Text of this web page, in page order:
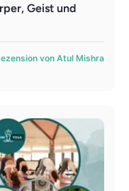
Geist und
von Atul Mishra